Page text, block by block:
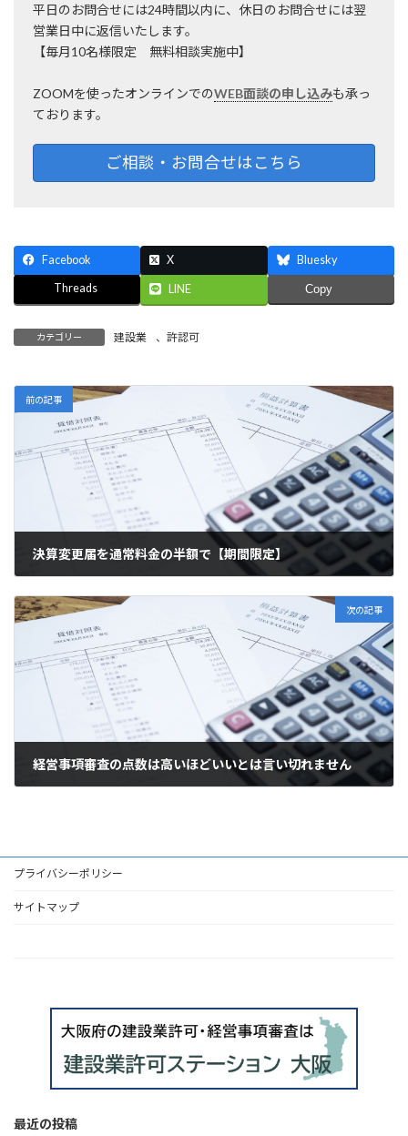
平日のお問合せには24時間以内に、休日のお問合せには翌
営業日中に返信いたします。
【毎月10名様限定 無料相談実施中】
ZOOMを使ったオンラインでのWEB面談の申し込みも承っ
ております。
ご相談・お問合せはこちら
Facebook X Bluesky
Threads LINE Copy
カテゴリー 建設業 、 許認可
前の記事
決算変更届を通常料金の半額で【期間限定】
次の記事
経営事項審査の点数は高いほどいいとは言い切れません
プライバシーポリシー
サイトマップ
最近の投稿